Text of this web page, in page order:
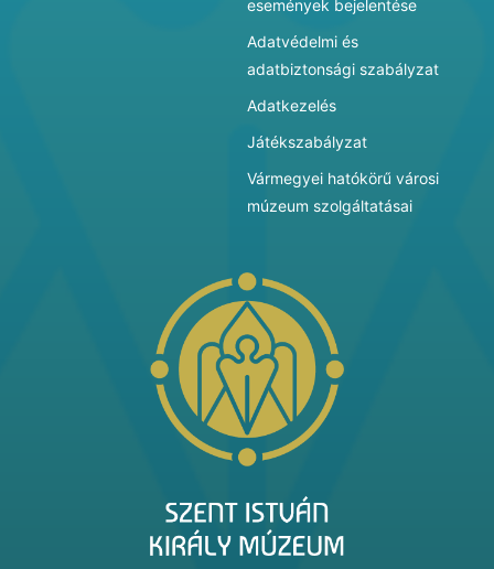
események bejelentése
Adatvédelmi és
adatbiztonsági szabályzat
Adatkezelés
Játékszabályzat
Vármegyei hatókörű városi
múzeum szolgáltatásai